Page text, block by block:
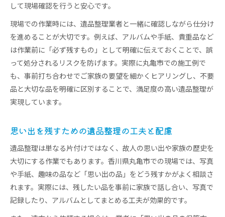
して現場確認を行うと安心です。
現場での作業時には、遺品整理業者と一緒に確認しながら仕分け
を進めることが大切です。例えば、アルバムや手紙、貴重品など
は作業前に「必ず残すもの」として明確に伝えておくことで、誤
って処分されるリスクを防げます。実際に丸亀市での施工例で
も、事前打ち合わせでご家族の要望を細かくヒアリングし、不要
品と大切な品を明確に区別することで、満足度の高い遺品整理が
実現しています。
思い出を残すための遺品整理の工夫と配慮
遺品整理は単なる片付けではなく、故人の思い出や家族の歴史を
大切にする作業でもあります。香川県丸亀市での現場では、写真
や手紙、趣味の品など「思い出の品」をどう残すかがよく相談さ
れます。実際には、残したい品を事前に家族で話し合い、写真で
記録したり、アルバムとしてまとめる工夫が効果的です。